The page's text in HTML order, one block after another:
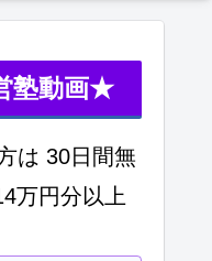
塾動画★
は 30日間無
万円分以上